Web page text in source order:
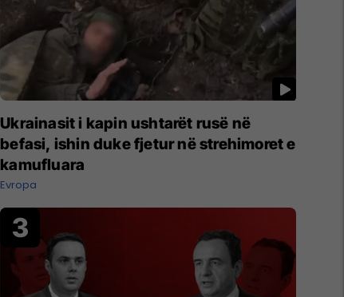
Ukrainasit i kapin ushtarët rusë në
befasi, ishin duke fjetur në strehimoret e
kamufluara
Evropa